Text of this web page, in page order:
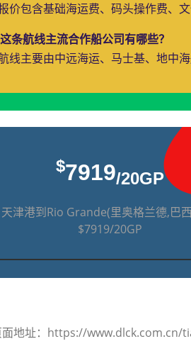
价包含基础海运费、码头操作费、
条航线主流合作船公司有哪些？
线主要由中远海运、马士基、地中
$7919/20GP
天津港到Rio Grande(里奥格兰德,巴
$7919/20GP
面地址：https://